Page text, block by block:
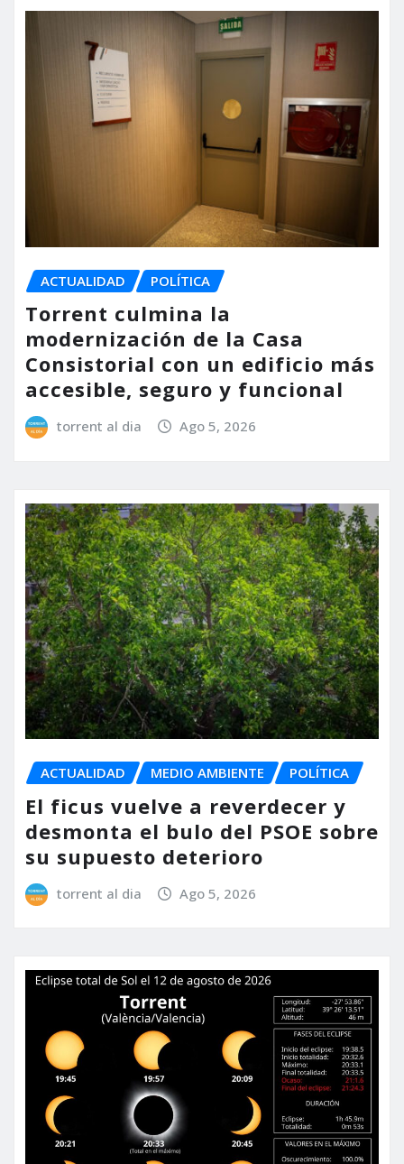
ACTUALIDAD POLÍTICA
Torrent culmina la
modernización de la Casa
Consistorial con un edificio más
accesible, seguro y funcional
torrent al dia Ago 5, 2026
ACTUALIDAD MEDIO AMBIENTE POLÍTICA
El ficus vuelve a reverdecer y
desmonta el bulo del PSOE sobre
su supuesto deterioro
torrent al dia Ago 5, 2026